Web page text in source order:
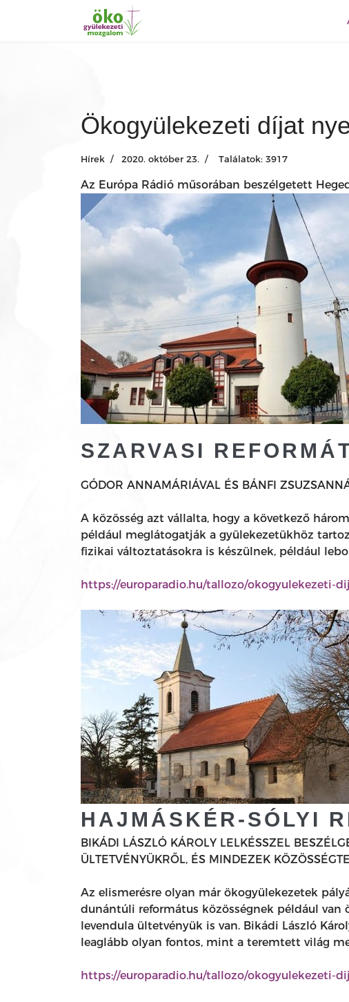
Ökogyülekezeti díjat
Hírek 2020. október 23. Találatok: 3917
Az Európa Rádió műsorában beszélgetett
SZARVASI
GÓDOR ANNAMÁRIÁVAL ÉS BÁNFI
A közösség azt vállalta, hogy a következő
például meglátogatják a gyülekezetükhöz
fizikai változtatásokra is készülnek, például
https://europaradio.hu/tallozo/okogyulekezeti-
HAJMÁSKÉR-SÓLYI
BIKÁDI LÁSZLÓ KÁROLY LELKÉSSZEL
ÜLTETVÉNYÜKRŐL, ÉS MINDEZEK
Az elismerésre olyan már ökogyülekezetek
dunántúli református közösségnek például
levendula ültetvényük is van. Bikádi László
leaglább olyan fontos, mint a teremtett világ
https://europaradio.hu/tallozo/okogyulekezeti-